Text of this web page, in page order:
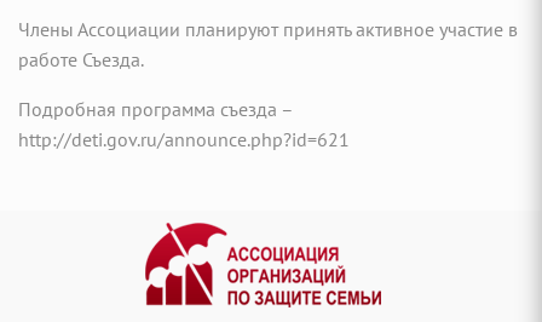
Члены Ассоциации планируют принять активное участие в
работе Съезда.
Подробная программа съезда –
http://deti.gov.ru/announce.php?id=621